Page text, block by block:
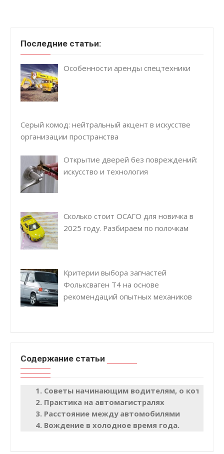
Последние статьи:
Особенности аренды спецтехники
Серый комод: нейтральный акцент в искусстве
организации пространства
Открытие дверей без повреждений:
искусство и технология
Сколько стоит ОСАГО для новичка в
2025 году. Разбираем по полочкам
Критерии выбора запчастей
Фольксваген Т4 на основе
рекомендаций опытных механиков
Содержание статьи
Советы начинающим водителям, о которых
Практика на автомагистралях
Расстояние между автомобилями
Вождение в холодное время года.